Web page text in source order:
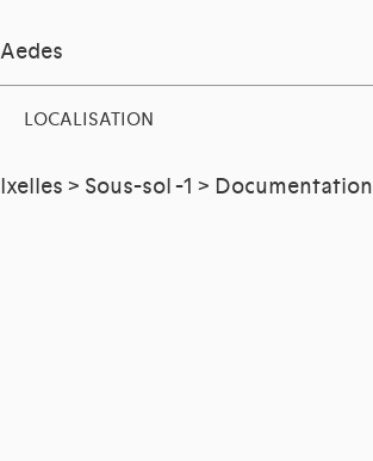
Aedes
LOCALISATION
Ixelles > Sous-sol -1 > Documentation